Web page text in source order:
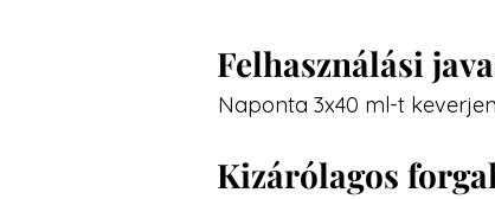
Felhasználási
Naponta 3x40 ml-t
Kizárólagos